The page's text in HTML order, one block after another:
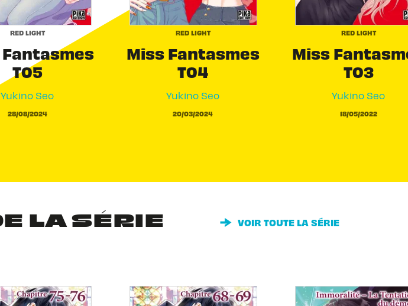
RED LIGHT
T05
Yukino Seo
28/08/2024
RED LIGHT
Miss Fantasmes
T04
Yukino Seo
20/03/2024
RED LIGHT
Miss
T03
Yukino Seo
18/05/2022
LA SÉRIE VOIR TOUTE LA SÉRIE